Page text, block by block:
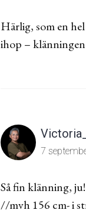
Härlig, som en
ihop –
7
Så fin klänning,
//mvh 156 cm- i